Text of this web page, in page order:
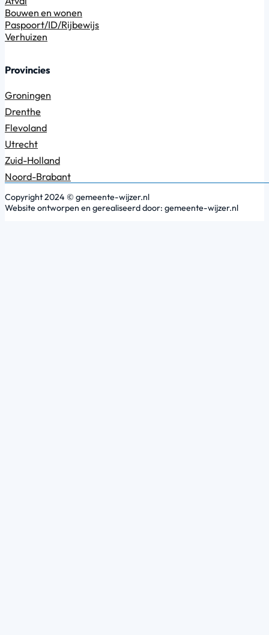
Bouwen en wonen
Paspoort/ID/Rijbewijs
Verhuizen
Provincies
Groningen
Drenthe
Flevoland
Utrecht
Zuid-Holland
Noord-Brabant
Copyright 2024 © gemeente-wijzer.nl
Website ontworpen en gerealiseerd door: gemeente-wijzer.nl